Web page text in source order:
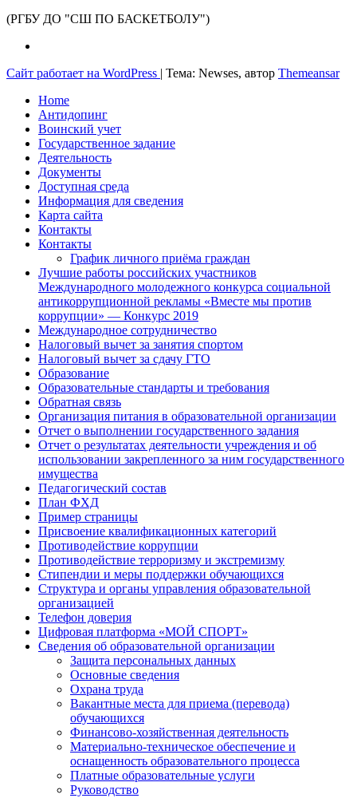
(РГБУ ДО "СШ ПО БАСКЕТБОЛУ")
Сайт работает на WordPress | Тема: Newses, автор Themeansar
Home
Антидопинг
Воинский учет
Государственное задание
Деятельность
Документы
Доступная среда
Информация для сведения
Карта сайта
Контакты
Контакты
График личного приёма граждан
Лучшие работы российских участников
Международного молодежного конкурса социальной
антикоррупционной рекламы «Вместе мы против
коррупции» — Конкурс 2019
Международное сотрудничество
Налоговый вычет за занятия спортом
Налоговый вычет за сдачу ГТО
Образование
Образовательные стандарты и требования
Обратная связь
Организация питания в образовательной организации
Отчет о выполнении государственного задания
Отчет о результатах деятельности учреждения и об
использовании закрепленного за ним государственного
имущества
Педагогический состав
План ФХД
Пример страницы
Присвоение квалификационных категорий
Противодействие коррупции
Противодействие терроризму и экстремизму
Стипендии и меры поддержки обучающихся
Структура и органы управления образовательной
организацией
Телефон доверия
Цифровая платформа «МОЙ СПОРТ»
Сведения об образовательной организации
Защита персональных данных
Основные сведения
Охрана труда
Вакантные места для приема (перевода)
обучающихся
Финансово-хозяйственная деятельность
Материально-техническое обеспечение и
оснащенность образовательного процесса
Платные образовательные услуги
Руководство